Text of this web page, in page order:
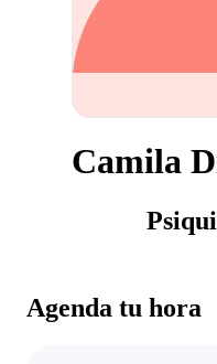
Camila
Agenda tu hora